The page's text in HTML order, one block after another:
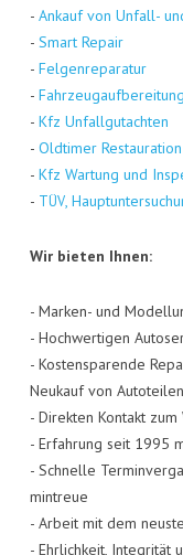
- Ankauf von Unfall-
- Smart Repair
- Fel­gen­re­pa­ra­tur
- Fahr­zeug­auf­be­rei­tung
- Kfz Unfall­gut­ach­ten
- Old­ti­mer Restau­ra­ti­on
- Kfz War­tung und
- TÜV,
Wir bie­ten Ihnen:
- Mar­ken- und
- Hoch­wer­ti­gen
- Kos­ten­spa­ren­de
Neu­kauf von Auto­tei­len
- Direk­ten Kon­takt
- Erfah­rung seit 1995
- Schnel­le
min­treue
- Arbeit mit dem
- Ehr­lich­keit, Inte­gri­tät